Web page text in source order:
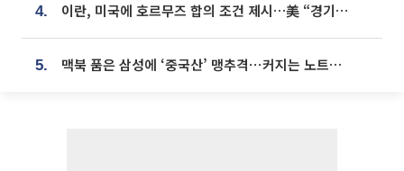
4. 이란, 미국에 호르무즈 합의 조건 제시…美 “경기 아직 안 끝나” [종합]
5. 맥북 품은 삼성에 ‘중국산’ 맹추격⋯커지는 노트북 OLED 시장